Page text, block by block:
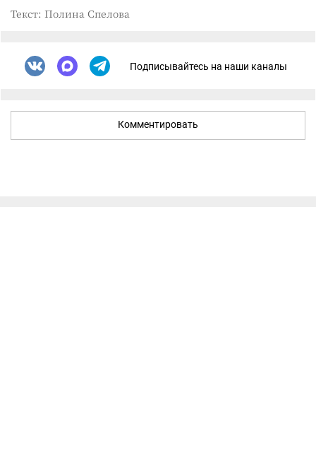
Текст: Полина Спелова
Подписывайтесь на наши каналы
Комментировать